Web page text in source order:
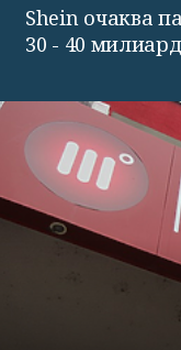
Shein очаква
30 - 40